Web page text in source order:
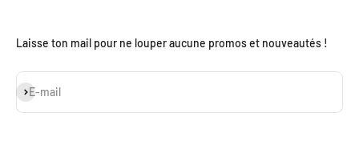
Laisse ton mail pour ne louper aucune promos et nouveautés !
E-mail
S'inscrire